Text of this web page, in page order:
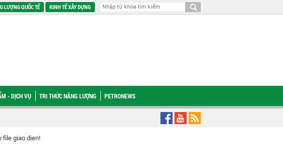
LƯỢNG QUỐC TẾ KINH TẾ XÂY DỰNG
- DỊCH VỤ TRI THỨC NĂNG LƯỢNG PETRONEWS
file giao dien!